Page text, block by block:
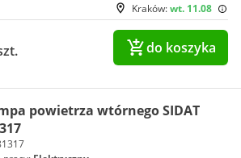
Kraków:wt. 11.08
do koszyka
powietrza wtórnego SIDAT